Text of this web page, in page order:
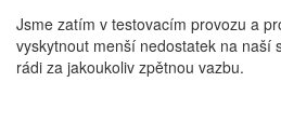
Jsme zatím v testovacím provozu a
vyskytnout menší nedostatek na naší
rádi za jakoukoliv zpětnou vazbu.